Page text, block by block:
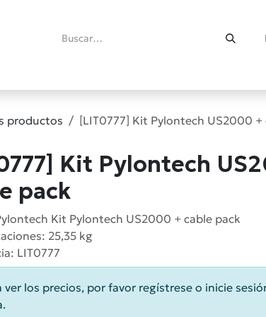
productos [LIT0777] Kit Pylontech US2000 +
Kit Pylontech
pack
Kit Pylontech US2000 + cable pack
25,35 kg
LIT0777
ver los precios, por favor regístrese o inicie